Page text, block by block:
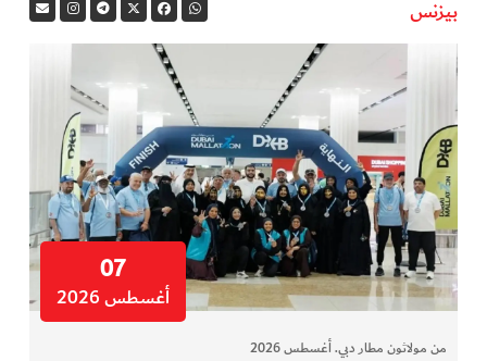
بيزنس
07
أغسطس 2026
من مولاثون مطار دبي. أغسطس 2026